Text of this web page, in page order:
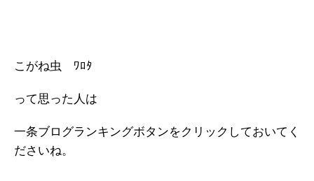
こがね虫 ﾜﾛﾀ
って思った人は
一条ブログランキングボタンをクリックしておいてく
ださいね。